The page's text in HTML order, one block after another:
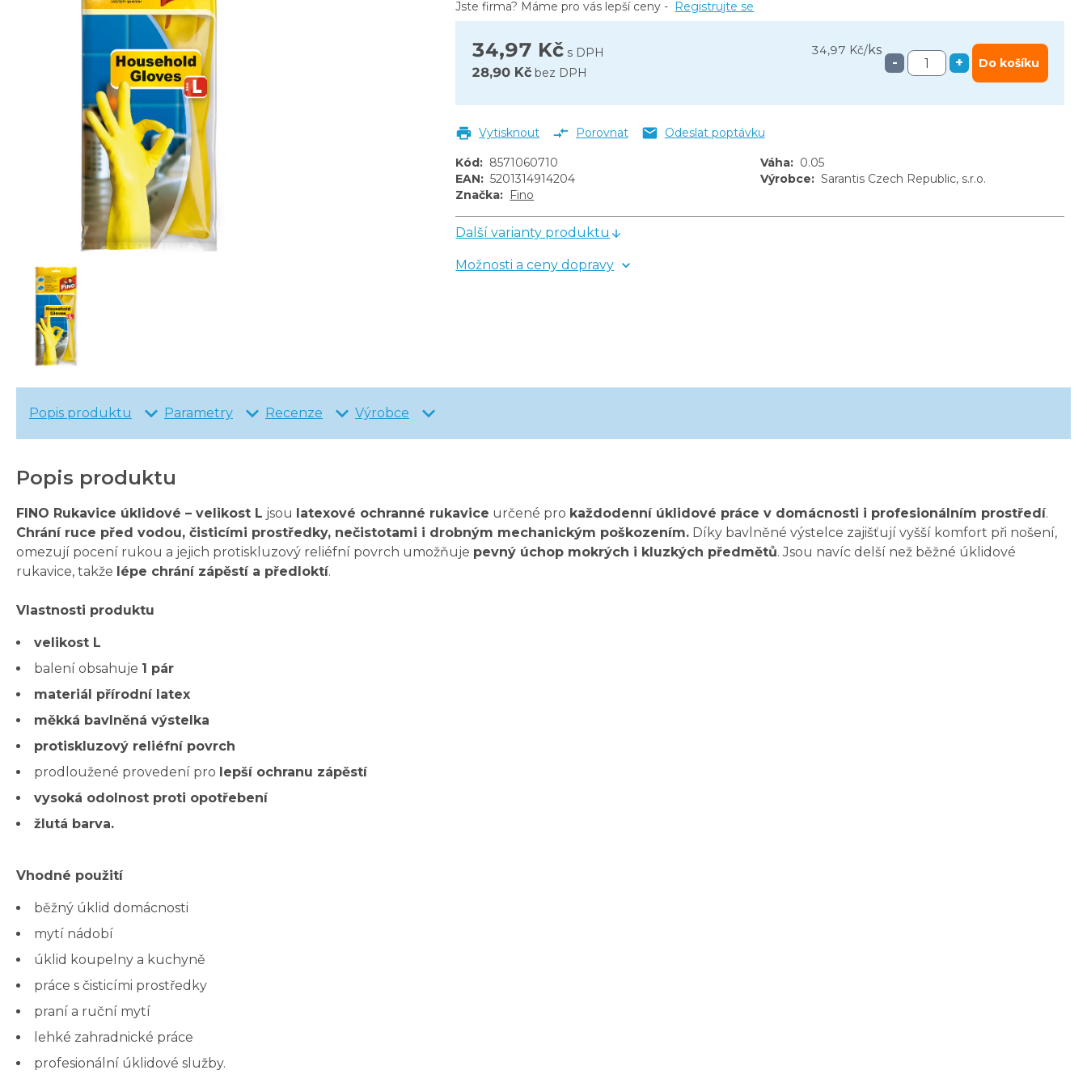
34,97 Kč s DPH 34,97 Kč/ks
28,90 Kč bez DPH
- + Do košíku
Jste firma? Máme pro vás lepší ceny - Registrujte se
Vytisknout Porovnat Odeslat poptávku
Kód: 8571060710 Váha: 0.05
EAN: 5201314914204 Výrobce: Sarantis Czech Republic, s.r.o.
Značka: Fino
Další varianty produktu
Možnosti a ceny dopravy
Popis produktu Parametry Recenze Výrobce
Popis produktu
FINO Rukavice úklidové – velikost L jsou latexové ochranné rukavice určené pro každodenní úklidové práce v domácnosti i profesionálním prostředí.
Chrání ruce před vodou, čisticími prostředky, nečistotami i drobným mechanickým poškozením. Díky bavlněné výstelce zajišťují vyšší komfort při nošení,
omezují pocení rukou a jejich protiskluzový reliéfní povrch umožňuje pevný úchop mokrých i kluzkých předmětů. Jsou navíc delší než běžné úklidové
rukavice, takže lépe chrání zápěstí a předloktí.
Vlastnosti produktu
velikost L
balení obsahuje 1 pár
materiál přírodní latex
měkká bavlněná výstelka
protiskluzový reliéfní povrch
prodloužené provedení pro lepší ochranu zápěstí
vysoká odolnost proti opotřebení
žlutá barva.
Vhodné použití
běžný úklid domácnosti
mytí nádobí
úklid koupelny a kuchyně
práce s čisticími prostředky
praní a ruční mytí
lehké zahradnické práce
profesionální úklidové služby.